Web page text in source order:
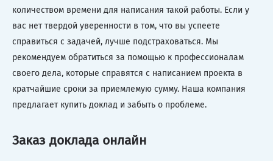
количеством времени для написания такой работы. Если у
вас нет твердой уверенности в том, что вы успеете
справиться с задачей, лучше подстраховаться. Мы
рекомендуем обратиться за помощью к профессионалам
своего дела, которые справятся с написанием проекта в
кратчайшие сроки за приемлемую сумму. Наша компания
предлагает купить доклад и забыть о проблеме.
Заказ доклада онлайн